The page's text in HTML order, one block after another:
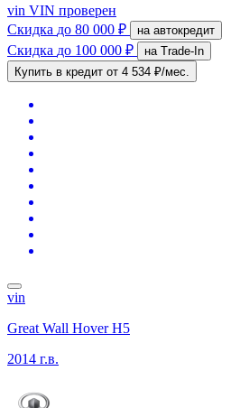
vin VIN проверен
Скидка до 80 000 ₽ на автокредит
Скидка до 100 000 ₽
на Trade-In
Купить в кредит от 4 534 ₽/мес.
vin
Great Wall Hover H5
2014 г.в.